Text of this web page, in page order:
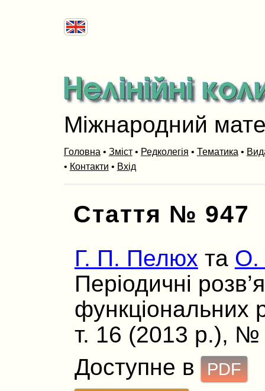
Міжнародний
Головна • Зміст• Редколегія • Тематика •
• Контакти • Вхід
Стаття № 947
Г. П. Пелюх та О.
Перiодичнi
функцiональних
т. 16 (2013 р.), №
Доступне в
PDF